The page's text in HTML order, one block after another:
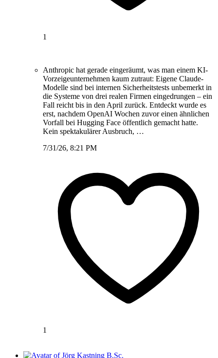
1
Anthropic hat gerade eingeräumt, was man einem KI-
Vorzeigeunternehmen kaum zutraut: Eigene Claude-
Modelle sind bei internen Sicherheitstests unbemerkt in
die Systeme von drei realen Firmen eingedrungen – ein
Fall reicht bis in den April zurück. Entdeckt wurde es
erst, nachdem OpenAI Wochen zuvor einen ähnlichen
Vorfall bei Hugging Face öffentlich gemacht hatte.
Kein spektakulärer Ausbruch, …
7/31/26, 8:21 PM
1